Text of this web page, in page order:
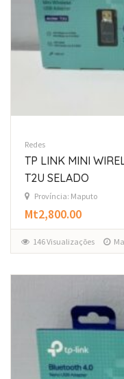
Redes
TP LINK MINI
T2U SELADO
Província: Maputo
Mt2,800.00
146 Visualizações